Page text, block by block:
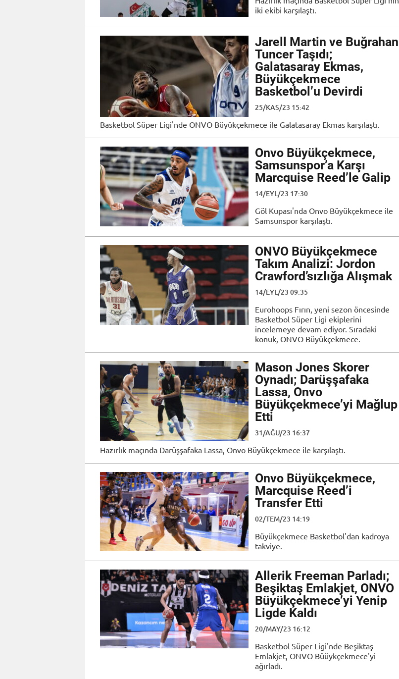
iki ekibi karşılaştı.
Jarell Martin ve Buğrahan
Tuncer Taşıdı;
Galatasaray Ekmas,
Büyükçekmece
Basketbol’u Devirdi
25/KAS/23 15:42
Basketbol Süper Ligi'nde ONVO Büyükçekmece ile Galatasaray Ekmas karşılaştı.
Onvo Büyükçekmece,
Samsunspor’a Karşı
Marcquise Reed’le Galip
14/EYL/23 17:30
Göl Kupası'nda Onvo Büyükçekmece ile
Samsunspor karşılaştı.
ONVO Büyükçekmece
Takım Analizi: Jordon
Crawford’sızlığa Alışmak
14/EYL/23 09:35
Eurohoops Fırın, yeni sezon öncesinde
Basketbol Süper Ligi ekiplerini
incelemeye devam ediyor. Sıradaki
konuk, ONVO Büyükçekmece.
Mason Jones Skorer
Oynadı; Darüşşafaka
Lassa, Onvo
Büyükçekmece’yi Mağlup
Etti
31/AĞU/23 16:37
Hazırlık maçında Darüşşafaka Lassa, Onvo Büyükçekmece ile karşılaştı.
Onvo Büyükçekmece,
Marcquise Reed’i
Transfer Etti
02/TEM/23 14:19
Büyükçekmece Basketbol'dan kadroya
takviye.
Allerik Freeman Parladı;
Beşiktaş Emlakjet, ONVO
Büyükçekmece’yi Yenip
Ligde Kaldı
20/MAY/23 16:12
Basketbol Süper Ligi'nde Beşiktaş
Emlakjet, ONVO Büüykçekmece'yi
ağırladı.